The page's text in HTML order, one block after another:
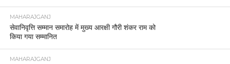
MAHARAJGANJ
सेवानिवृत्ति सम्मान समारोह में मुख्य आरक्षी गौरी शंकर राम को
किया गया सम्मानित
MAHARAJGANJ